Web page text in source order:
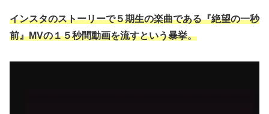
インスタのストーリーで５期生の楽曲である『絶望の一秒
前』MVの１５秒間動画を流すという暴挙。